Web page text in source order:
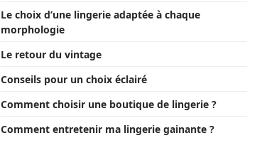
Le choix d’une lingerie adaptée à chaque
morphologie
Le retour du vintage
Conseils pour un choix éclairé
Comment choisir une boutique de lingerie ?
Comment entretenir ma lingerie gainante ?